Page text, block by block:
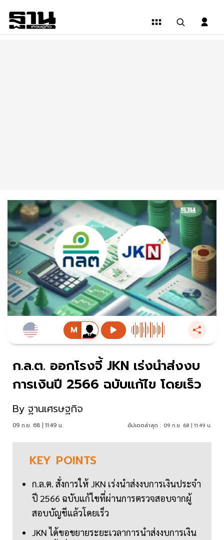
ก.ล.ต. ออกโรงจี้ JKN เร่งนำส่งงบ
การเงินปี 2566 ฉบับแก้ไข โดยเร็ว
By ฐานเศรษฐกิจ
09 ก.ย. 68 | 11:49 น. อัปเดตล่าสุด : 09 ก.ย. 68 | 11:49 น.
KEY POINTS
ก.ล.ต. สั่งการให้ JKN เร่งนำส่งงบการเงินประจำ
ปี 2566 ฉบับแก้ไขที่ผ่านการตรวจสอบจากผู้
สอบบัญชีแล้วโดยเร็ว
JKN ได้ขอขยายระยะเวลาการนำส่งงบการเงิน